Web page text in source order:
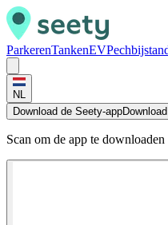
ParkerenTankenEV
NL
Download de Seety-app
Scan om de app te downloaden